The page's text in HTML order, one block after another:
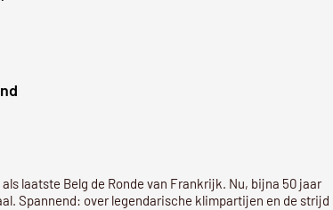
laatste Belg de Ronde van Frankrijk. Nu, bijna 50 jaar
Spannend: over legendarische klimpartijen en de strijd